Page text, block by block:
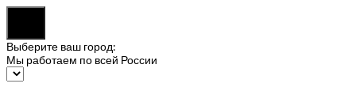
Выберите ваш город:
Мы работаем по всей России